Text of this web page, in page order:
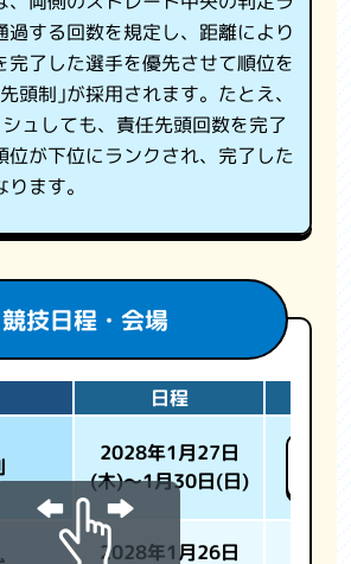
過する回数を規定し、距離により
完了した選手を優先させて順位を
頭制｣が採用されます。たとえ、
ュしても、責任先頭回数を完了
位が下位にランクされ、完了した
ます。
競技日程・会場
日程
2028年1月27日
(木)～1月30日(日)
2028年1月26日